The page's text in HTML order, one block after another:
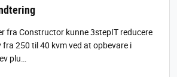
fra Constructor kunne 3stepIT reducere
250 til 40 kvm ved at opbevare i
plu…